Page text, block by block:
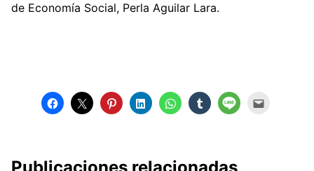
de Economía Social, Perla Aguilar Lara.